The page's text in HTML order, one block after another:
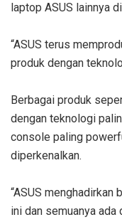
laptop ASUS lainnya
“ASUS terus
produk dengan
Berbagai produk
dengan teknologi
console paling
diperkenalkan.
“ASUS
ini dan semuanya ada